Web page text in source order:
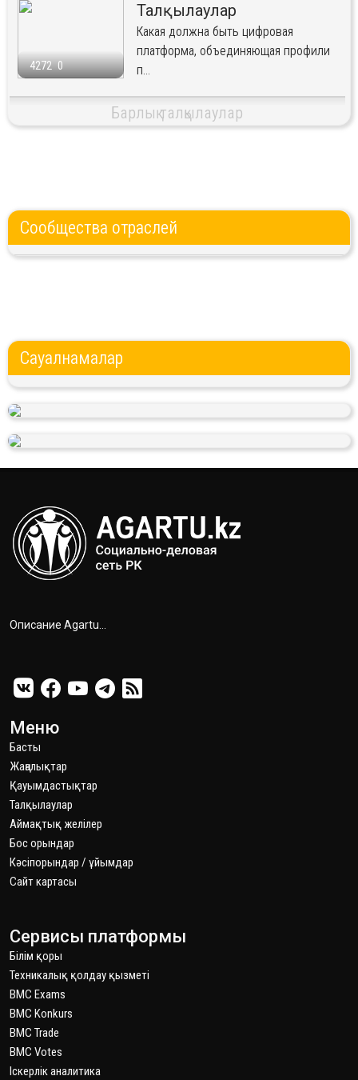
4272 0
Талқылаулар
Какая должна быть цифровая
платформа, объединяющая профили
п...
Барлық талқылаулар
Сообщества отраслей
Сауалнамалар
Описание Agartu...
Меню
Басты
Жаңалықтар
Қауымдастықтар
Талқылаулар
Аймақтық желілер
Бос орындар
Кәсіпорындар / ұйымдар
Сайт картаcы
Сервисы платформы
Білім қоры
Техникалық қолдау қызметі
BMC Exams
BMC Konkurs
BMC Trade
BMC Votes
Іскерлік аналитика